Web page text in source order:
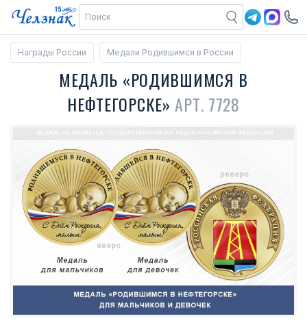
Награды России Медали Родившимся в России
МЕДАЛЬ «РОДИВШИМСЯ В
НЕФТЕГОРСКЕ»АРТ. 7728